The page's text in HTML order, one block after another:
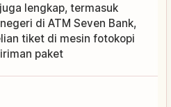
lengkap, termasuk
di ATM Seven Bank,
tiket di mesin fotokopi
paket